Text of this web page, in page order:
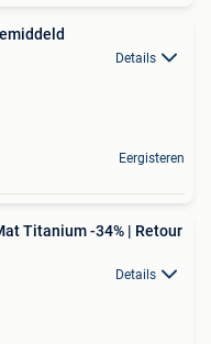
Details
Eergisteren
Titanium -34% | Retour
Details